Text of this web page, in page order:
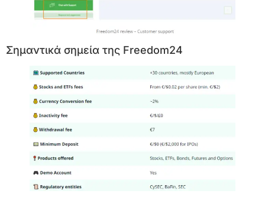
Σημαντικά σημεία της Freedom24